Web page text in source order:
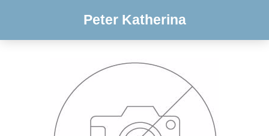
Peter Katherina